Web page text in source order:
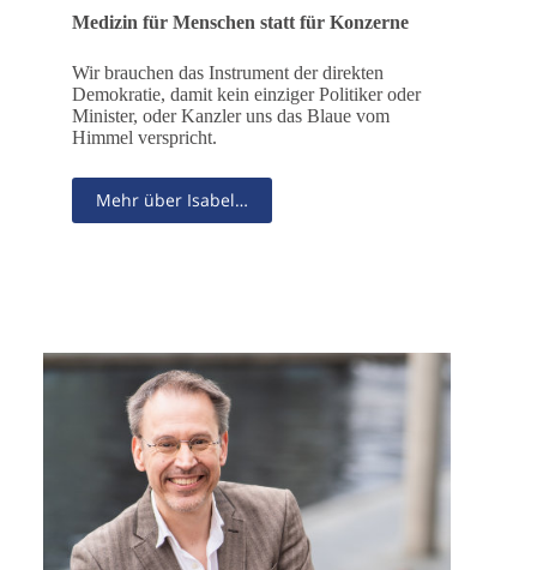
Medizin für Menschen statt für Konzerne
Wir brauchen das Instrument der direkten
Demokratie, damit kein einziger Politiker oder
Minister, oder Kanzler uns das Blaue vom
Himmel verspricht.
Mehr über Isabel…